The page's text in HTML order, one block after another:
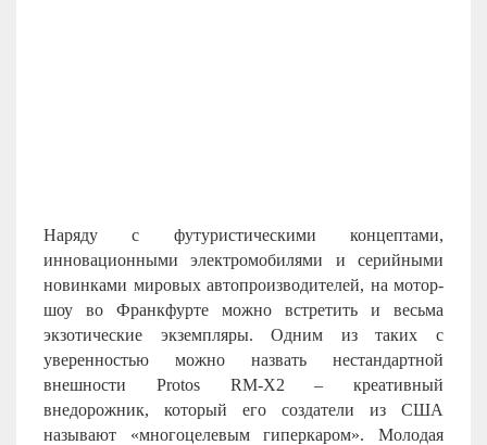
Наряду с футуристическими концептами,
инновационными электромобилями и серийными
новинками мировых автопроизводителей, на мотор-
шоу во Франкфурте можно встретить и весьма
экзотические экземпляры. Одним из таких с
уверенностью можно назвать нестандартной
внешности Protos RM-X2 – креативный
внедорожник, который его создатели из США
называют «многоцелевым гиперкаром». Молодая